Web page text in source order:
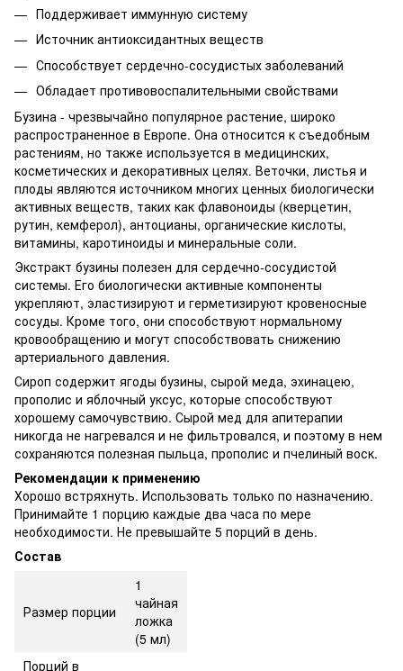
Поддерживает иммунную систему
Источник антиоксидантных веществ
Способствует сердечно-сосудистых заболеваний
Обладает противовоспалительными свойствами
Бузина - чрезвычайно популярное растение, широко
распространенное в Европе. Она относится к съедобным
растениям, но также используется в медицинских,
косметических и декоративных целях. Веточки, листья и
плоды являются источником многих ценных биологически
активных веществ, таких как флавоноиды (кверцетин,
рутин, кемферол), антоцианы, органические кислоты,
витамины, каротиноиды и минеральные соли.
Экстракт бузины полезен для сердечно-сосудистой
системы. Его биологически активные компоненты
укрепляют, эластизируют и герметизируют кровеносные
сосуды. Кроме того, они способствуют нормальному
кровообращению и могут способствовать снижению
артериального давления.
Сироп содержит ягоды бузины, сырой меда, эхинацею,
прополис и яблочный уксус, которые способствуют
хорошему самочувствию. Сырой мед для апитерапии
никогда не нагревался и не фильтровался, и поэтому в нем
сохраняются полезная пыльца, прополис и пчелиный воск.
Рекомендации к применению
Хорошо встряхнуть. Использовать только по назначению.
Принимайте 1 порцию каждые два часа по мере
необходимости. Не превышайте 5 порций в день.
Состав
Размер порции
1
чайная
ложка
(5 мл)
Порций в